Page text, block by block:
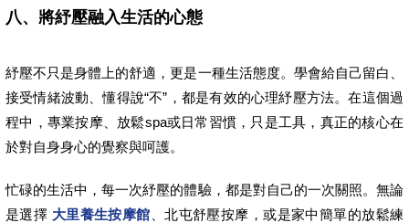
八、將紓壓融入生活的心態
紓壓不只是身體上的舒適，更是一種生活態度。學會給自己留白、
接受情緒波動、懂得說“不”，都是有效的心理紓壓方法。在這個過
程中，專業按摩、放鬆spa或日常習慣，只是工具，真正的核心在
於對自身身心的覺察與呵護。
忙碌的生活中，每一次紓壓的體驗，都是對自己的一次關照。無論
是選擇 大里養生按摩館 、北屯舒壓按摩，或是家中簡單的放鬆練